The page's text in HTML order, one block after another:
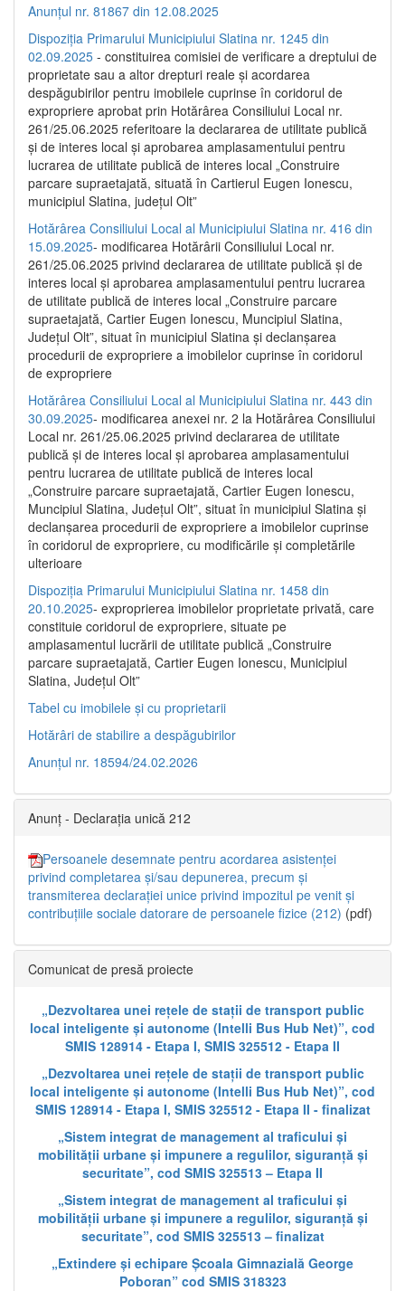
Anunțul nr. 81867 din 12.08.2025
Dispoziția Primarului Municipiului Slatina nr. 1245 din
02.09.2025 - constituirea comisiei de verificare a dreptului de
proprietate sau a altor drepturi reale și acordarea
despăgubirilor pentru imobilele cuprinse în coridorul de
expropriere aprobat prin Hotărârea Consiliului Local nr.
261/25.06.2025 referitoare la declararea de utilitate publică
și de interes local și aprobarea amplasamentului pentru
lucrarea de utilitate publică de interes local „Construire
parcare supraetajată, situată în Cartierul Eugen Ionescu,
municipiul Slatina, județul Olt”
Hotărârea Consiliului Local al Municipiului Slatina nr. 416 din
15.09.2025- modificarea Hotărârii Consiliului Local nr.
261/25.06.2025 privind declararea de utilitate publică și de
interes local și aprobarea amplasamentului pentru lucrarea
de utilitate publică de interes local „Construire parcare
supraetajată, Cartier Eugen Ionescu, Muncipiul Slatina,
Județul Olt”, situat în municipiul Slatina și declanșarea
procedurii de expropriere a imobilelor cuprinse în coridorul
de expropriere
Hotărârea Consiliului Local al Municipiului Slatina nr. 443 din
30.09.2025- modificarea anexei nr. 2 la Hotărârea Consiliului
Local nr. 261/25.06.2025 privind declararea de utilitate
publică şi de interes local şi aprobarea amplasamentului
pentru lucrarea de utilitate publică de interes local
„Construire parcare supraetajată, Cartier Eugen Ionescu,
Muncipiul Slatina, Judeţul Olt”, situat în municipiul Slatina şi
declanşarea procedurii de expropriere a imobilelor cuprinse
în coridorul de expropriere, cu modificările şi completările
ulterioare
Dispoziția Primarului Municipiului Slatina nr. 1458 din
20.10.2025- exproprierea imobilelor proprietate privată, care
constituie coridorul de expropriere, situate pe
amplasamentul lucrării de utilitate publică „Construire
parcare supraetajată, Cartier Eugen Ionescu, Municipiul
Slatina, Județul Olt”
Tabel cu imobilele și cu proprietarii
Hotărâri de stabilire a despăgubirilor
Anunțul nr. 18594/24.02.2026
Anunț - Declarația unică 212
Persoanele desemnate pentru acordarea asistenței
privind completarea și/sau depunerea, precum și
transmiterea declarației unice privind impozitul pe venit și
contribuțiile sociale datorare de persoanele fizice (212) (pdf)
Comunicat de presă proiecte
„Dezvoltarea unei rețele de stații de transport public
local inteligente și autonome (Intelli Bus Hub Net)”, cod
SMIS 128914 - Etapa I, SMIS 325512 - Etapa II
„Dezvoltarea unei rețele de stații de transport public
local inteligente și autonome (Intelli Bus Hub Net)”, cod
SMIS 128914 - Etapa I, SMIS 325512 - Etapa II - finalizat
„Sistem integrat de management al traficului și
mobilității urbane și impunere a regulilor, siguranță și
securitate”, cod SMIS 325513 – Etapa II
„Sistem integrat de management al traficului și
mobilității urbane și impunere a regulilor, siguranță și
securitate”, cod SMIS 325513 – finalizat
„Extindere și echipare Școala Gimnazială George
Poboran” cod SMIS 318323